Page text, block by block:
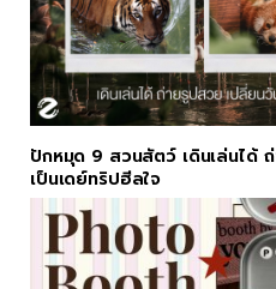
ปักหมุด 9 สวนสัตว์ เดินเล่นได้
เป็นเดย์ทริปฮีลใจ